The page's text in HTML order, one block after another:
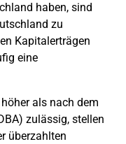
haben, sind
zu
Kapitalerträgen
eine
als nach dem
zulässig, stellen
überzahlten